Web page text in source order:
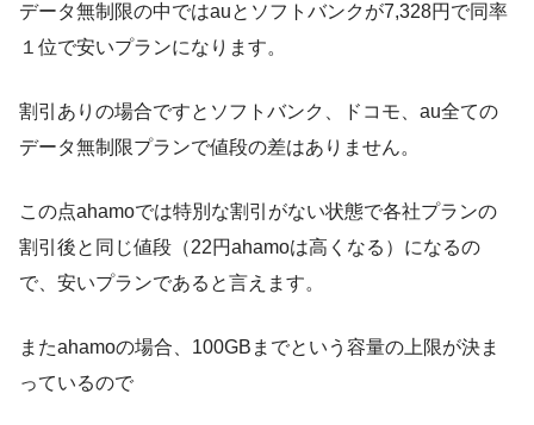
データ無制限の中ではauとソフトバンク が7,328円で同率
１位で安いプランになります。
割引ありの場合ですとソフトバンク、ドコモ、au全ての
データ無制限プランで値段の差はありません。
この点ahamoでは特別な割引がない状態で各社プランの
割引後と同じ値段（22円ahamoは高くなる）になるの
で、安いプランであると言えます。
またahamoの場合、100GBまでという容量の上限が決ま
っているので